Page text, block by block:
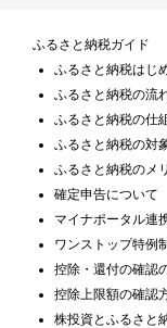
ふるさと納税ガイド
ふるさと納税はじ
ふるさと納税の流
ふるさと納税の仕
ふるさと納税の対
ふるさと納税のメ
確定申告について
マイナポータル連
ワンストップ特例
控除・還付の確認
控除上限額の確認
株投資とふるさと